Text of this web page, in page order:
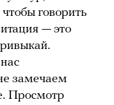
говорить
— это
замечаем
Просмотр